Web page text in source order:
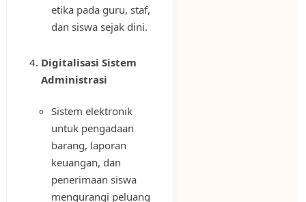
etika pada guru, staf,
dan siswa sejak dini.
Digitalisasi Sistem
Administrasi
Sistem elektronik
untuk pengadaan
barang, laporan
keuangan, dan
penerimaan siswa
mengurangi peluang